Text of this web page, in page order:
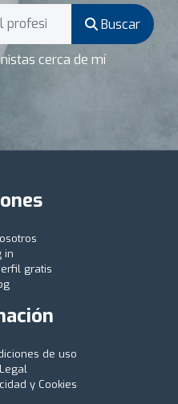
Buscar
cerca de mí
in
gratis
de uso
y Cookies